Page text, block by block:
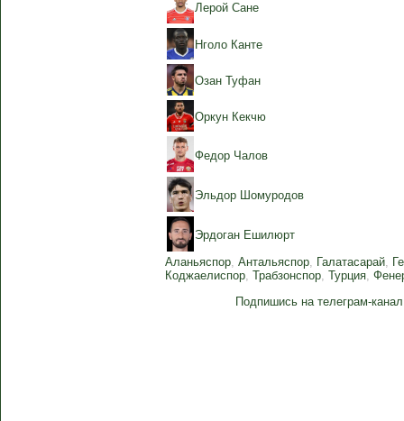
Лерой Сане
Нголо Канте
Озан Туфан
Оркун Кекчю
Федор Чалов
Эльдор Шомуродов
Эрдоган Ешилюрт
Аланьяспор,Антальяспор, Галатасарай,
Коджаелиспор,Трабзонспор,Турция,
Подпишись на телеграм-